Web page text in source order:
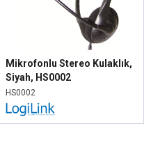
Mikrofonlu Stereo Kulaklık,
Siyah, HS0002
HS0002